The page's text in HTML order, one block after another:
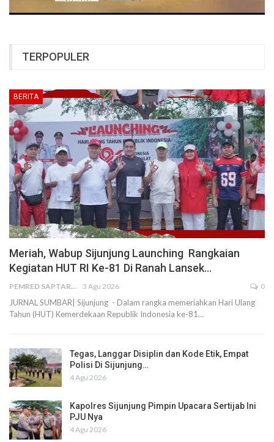
TERPOPULER
BERITA
Meriah, Wabup Sijunjung Launching Rangkaian
Kegiatan HUT RI Ke-81 Di Ranah Lansek…
PEMRED SAPTARIUS 3 Agu 2026 0
JURNAL SUMBAR| Sijunjung - Dalam rangka memeriahkan Hari Ulang
Tahun (HUT) Kemerdekaan Republik Indonesia ke-81…
Tegas, Langgar Disiplin dan Kode Etik, Empat
Polisi Di Sijunjung…
4 Agu 2026
Kapolres Sijunjung Pimpin Upacara Sertijab Ini
PJU Nya
4 Agu 2026